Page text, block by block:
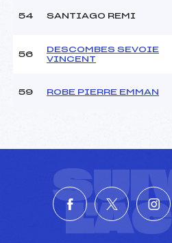
Juge A :
Juge B :
Juge D :
Pénalité appliquée :
54 SANTIAGO REMI
56
DESCOMBES SEVOIE
VINCENT
59 ROBE PIERRE EMMAN